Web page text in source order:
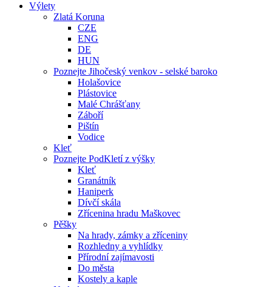
Výlety
Zlatá Koruna
CZE
ENG
DE
HUN
Poznejte Jihočeský venkov - selské baroko
Holašovice
Plástovice
Malé Chrášťany
Záboří
Pištín
Vodice
Kleť
Poznejte PodKletí z výšky
Kleť
Granátník
Haniperk
Dívčí skála
Zřícenina hradu Maškovec
Pěšky
Na hrady, zámky a zříceniny
Rozhledny a vyhlídky
Přírodní zajímavosti
Do města
Kostely a kaple